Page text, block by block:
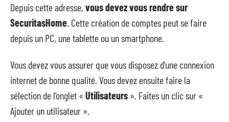
Depuis cette adresse, vous devez vous rendre sur
SecuritasHome . Cette création de comptes peut se faire
depuis un PC, une tablette ou un smartphone.
Vous devez vous assurer que vous disposez d’une connexion
internet de bonne qualité. Vous devez ensuite faire la
sélection de l’onglet « Utilisateurs ». Faites un clic sur «
Ajouter un utilisateur ».